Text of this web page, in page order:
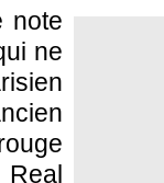
note
ne